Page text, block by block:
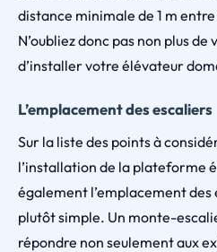
distance minimale de 1 m
N’oubliez donc pas non plus
d’installer votre élévateur
L’emplacement des escaliers
Sur la liste des points à
l’installation de la plateforme
également l’emplacement des
plutôt simple. Un monte-
répondre non seulement aux